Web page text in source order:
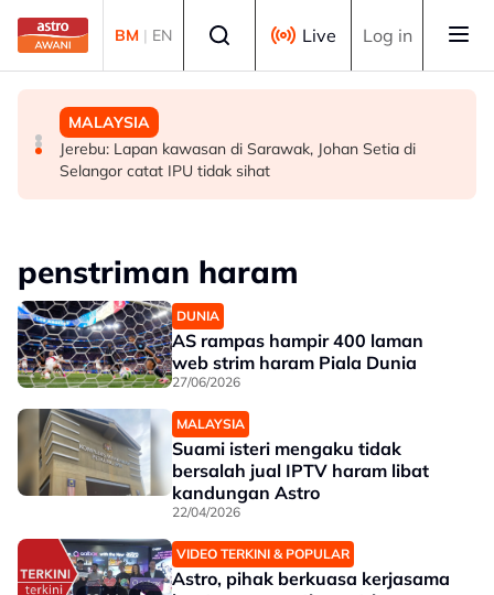
Skip to main content
BM | EN Live Log in
MALAYSIA
Akar reput, rongga pada pangkal punca pokok tumbang
- MBPP
POLITIK
WARISAN teliti rundingan kerusi bersama STAR, KDM
hadapi PRU16 - Shafie
MALAYSIA
Jerebu: Lapan kawasan di Sarawak, Johan Setia di
Selangor catat IPU tidak sihat
penstriman haram
DUNIA
AS rampas hampir 400 laman
web strim haram Piala Dunia
27/06/2026
MALAYSIA
Suami isteri mengaku tidak
bersalah jual IPTV haram libat
kandungan Astro
22/04/2026
VIDEO TERKINI & POPULAR
Astro, pihak berkuasa kerjasama